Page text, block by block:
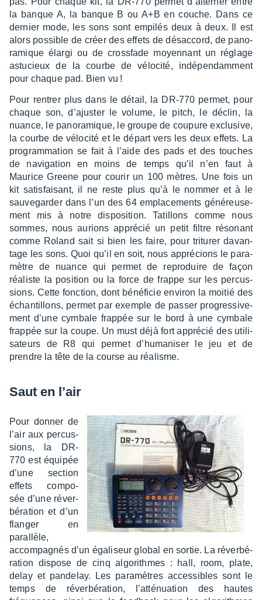
la banque A, la banque B ou A+B en couche. Dans ce
dernier mode, les sons sont empi­lés deux à deux. Il est
alors possible de créer des effets de désac­cord, de pano­
ra­mique élargi ou de cross­fade moyen­nant un réglage
astu­cieux de la courbe de vélo­cité, indé­pen­dam­ment
pour chaque pad. Bien vu !
Pour rentrer plus dans le détail, la DR-770 permet, pour
chaque son, d’ajus­ter le volume, le pitch, le déclin, la
nuance, le pano­ra­mique, le groupe de coupure exclu­sive,
la courbe de vélo­cité et le départ vers les deux effets. La
program­ma­tion se fait à l’aide des pads et des touches
de navi­ga­tion en moins de temps qu’il n’en faut à
Maurice Greene pour courir un 100 mètres. Une fois un
kit satis­fai­sant, il ne reste plus qu’à le nommer et à le
sauve­gar­der dans l’un des 64 empla­ce­ments géné­reu­se­
ment mis à notre dispo­si­tion. Tatillons comme nous
sommes, nous aurions appré­cié un petit filtre réso­nant
comme Roland sait si bien les faire, pour tritu­rer davan­
tage les sons. Quoi qu’il en soit, nous appré­cions le para­
mètre de nuance qui permet de repro­duire de façon
réaliste la posi­tion ou la force de frappe sur les percus­
sions. Cette fonc­tion, dont béné­fi­cie envi­ron la moitié des
échan­tillons, permet par exemple de passer progres­si­ve­
ment d’une cymbale frap­pée sur le bord à une cymbale
frap­pée sur la coupe. Un must déjà fort appré­cié des utili­
sa­teurs de R8 qui permet d’hu­ma­ni­ser le jeu et de
prendre la tête de la course au réalisme.
Saut en l’air
Pour donner de
l’air aux percus­
sions, la DR-
770 est équi­pée
d’une section
effets compo­
sée d’une réver­
bé­ra­tion et d’un
flan­ger en
paral­lèle,
accom­pa­gnés d’un égali­seur global en sortie. La réver­bé­
ra­tion dispose de cinq algo­rithmes : hall, room, plate,
delay et pande­lay. Les para­mètres acces­sibles sont le
temps de réver­bé­ra­tion, l’at­té­nua­tion des hautes